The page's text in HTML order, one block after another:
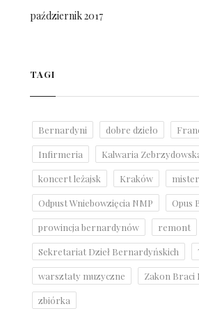
październik 2017
TAGI
Bernardyni dobre dzieło
Infirmeria Kalwaria
koncert leżajsk Kraków
Odpust Wniebowzięcia NMP Opus
prowincja bernardynów remont
Sekretariat Dzieł Bernardyńskich
warsztaty muzyczne Zakon Braci
zbiórka